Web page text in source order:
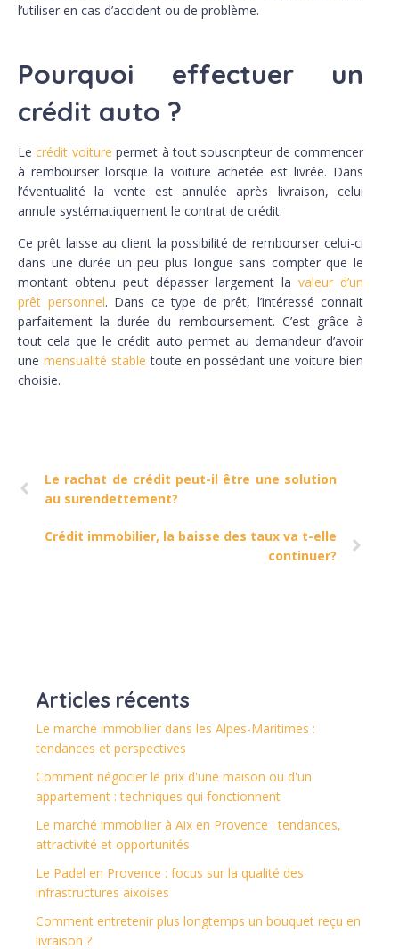
l’utiliser en cas d’accident ou de problème.
Pourquoi effectuer un
crédit auto ?
Lecrédit voiture permet à tout souscripteur de commencer
à rembourser lorsque la voiture achetée est livrée. Dans
l’éventualité la vente est annulée après livraison, celui
annule systématiquement le contrat de crédit.
Ce prêt laisse au client la possibilité de rembourser celui-ci
dans une durée un peu plus longue sans compter que le
montant obtenu peut dépasser largement la valeur d’un
prêt personnel. Dans ce type de prêt, l’intéressé connait
parfaitement la durée du remboursement. C’est grâce à
tout cela que le crédit auto permet au demandeur d’avoir
une mensualité stable toute en possédant une voiture bien
choisie.
Le rachat de crédit peut-il être une solution
au surendettement?
Crédit immobilier, la baisse des taux va t-elle
continuer?
Articles récents
Le marché immobilier dans les Alpes-Maritimes :
tendances et perspectives
Comment négocier le prix d'une maison ou d'un
appartement : techniques qui fonctionnent
Le marché immobilier à Aix en Provence : tendances,
attractivité et opportunités
Le Padel en Provence : focus sur la qualité des
infrastructures aixoises
Comment entretenir plus longtemps un bouquet reçu en
livraison ?